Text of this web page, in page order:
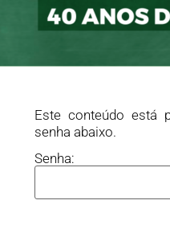
Este conteúdo está
senha abaixo.
Senha: